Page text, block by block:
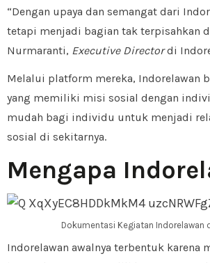
“Dengan upaya dan semangat dari
tetapi menjadi bagian tak terpisahkan
Nurmaranti, Executive Directordi
Melalui platform mereka, Indorelawan
yang memiliki misi sosial dengan
mudah bagi individu untuk menjadi
sosial di sekitarnya.
Mengapa
Dokumentasi Kegiatan
Indorelawan awalnya terbentuk karena